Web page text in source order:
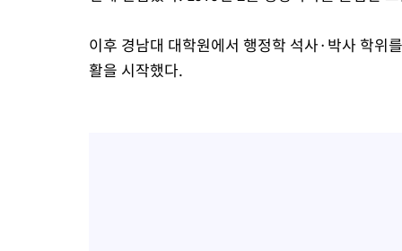
이후 경남대 대학원에서 행정학 석사·박사 학위
활을 시작했다.